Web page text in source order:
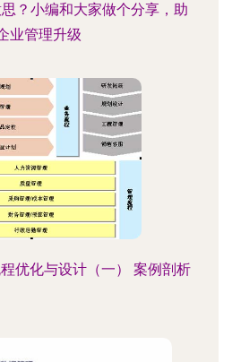
？小编和大家做个分享，助
业管理升级
优化与设计（一） 案例剖析